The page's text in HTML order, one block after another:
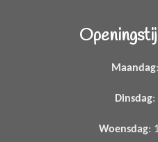
Maandag
Dinsdag:
Woensdag: